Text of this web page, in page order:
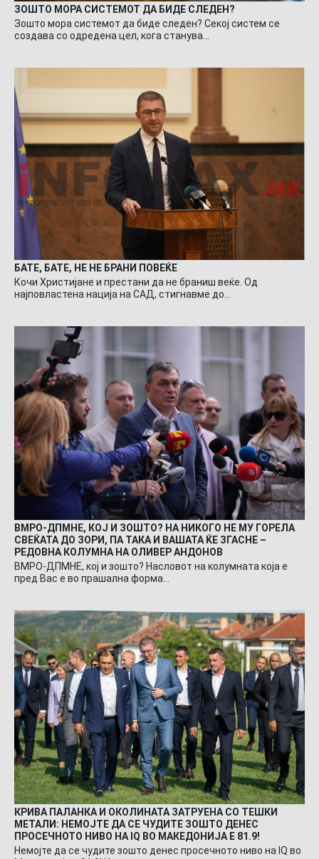
ЗОШТО МОРА СИСТЕМОТ ДА БИДЕ СЛЕДЕН?
Зошто мора системот да биде следен? Секој систем се
создава со одредена цел, кога станува…
БАТЕ, БАТЕ, НЕ НЕ БРАНИ ПОВЕЌЕ
Кочи Христијане и престани да не браниш веќе. Од
најповластена нација на САД, стигнавме до…
ВМРО-ДПМНЕ, КОЈ И ЗОШТО? НА НИКОГО НЕ МУ ГОРЕЛА
СВЕЌАТА ДО ЗОРИ, ПА ТАКА И ВАШАТА ЌЕ ЗГАСНЕ –
РЕДОВНА КОЛУМНА НА ОЛИВЕР АНДОНОВ
ВМРО-ДПМНЕ, кој и зошто? Насловот на колумната која е
пред Вас е во прашална форма…
КРИВА ПАЛАНКА И ОКОЛИНАТА ЗАТРУЕНА СО ТЕШКИ
МЕТАЛИ: НЕМОЈТЕ ДА СЕ ЧУДИТЕ ЗОШТО ДЕНЕС
ПРОСЕЧНОТО НИВО НА IQ ВО МАКЕДОНИЈА Е 81.9!
Немојте да се чудите зошто денес просечното ниво на IQ во